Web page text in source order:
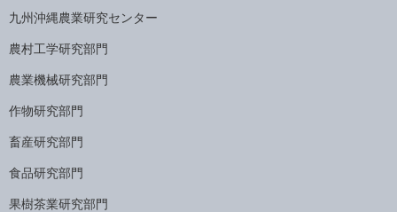
九州沖縄農業研究センター
農村工学研究部門
農業機械研究部門
作物研究部門
畜産研究部門
食品研究部門
果樹茶業研究部門